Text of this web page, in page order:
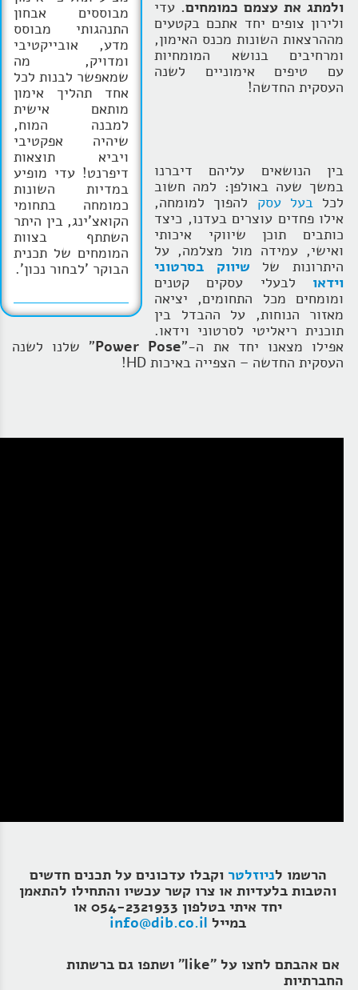
מבוססים אבחון
התנהגותי מבוסס
מדע, אובייקטיבי
ומדויק, מה
שמאפשר לבנות לכל
אחד תהליך אימון
מותאם אישית
למבנה המוח,
שיהיה אפקטיבי
ויביא תוצאות
דיפרנט! עדי מופיע
במדיות השונות
כמומחה בתחומי
הקואצ'ינג, בין היתר
השתתף בצוות
המומחים של תכנית
הבוקר 'לבחור נכון'.
ולמתג את עצמם כמומחים. עדי
ולירון צופים יחד אתכם בקטעים
מההרצאות השונות מכנס האימון,
ומרחיבים בנושא המומחיות
עם טיפים אימוניים לשנה
העסקית החדשה!
בין הנושאים עליהם דיברנו
במשך שעה באולפן: למה חשוב
לכלבעל עסק להפוך למומחה,
אילו פחדים עוצרים בעדנו, כיצד
כותבים תוכן שיווקי איכותי
ואישי, עמידה מול מצלמה, על
היתרונות של שיווק בסרטוני
וידאו
לבעלי עסקים קטנים
ומומחים מכל התחומים, יציאה
מאזור הנוחות, על ההבדל בין
תוכנית ריאליטי לסרטוני וידאו.
אפילו מצאנו יחד את ה-"Power Pose" שלנו לשנה
העסקית החדשה – הצפייה באיכות HD!
הרשמו לניוזלטר וקבלו עדכונים על תכנים חדשים
והטבות בלעדיות או צרו קשר עכשיו והתחילו להתאמן
יחד איתי בטלפון 054-2321933 או
במייל info@dib.co.il
אם אהבתם לחצו על "like" ושתפו גם ברשתות
החברתיות